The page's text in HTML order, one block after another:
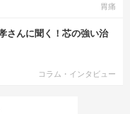
胃痛
さんに聞く！芯の強い治
コラム・インタビュー